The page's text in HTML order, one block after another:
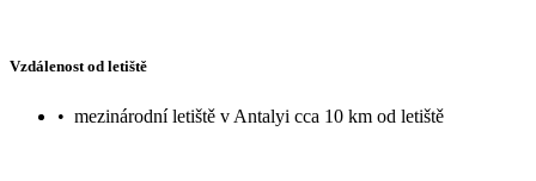
Vzdálenost od letiště
• mezinárodní letiště v Antalyi cca 10 km od letiště